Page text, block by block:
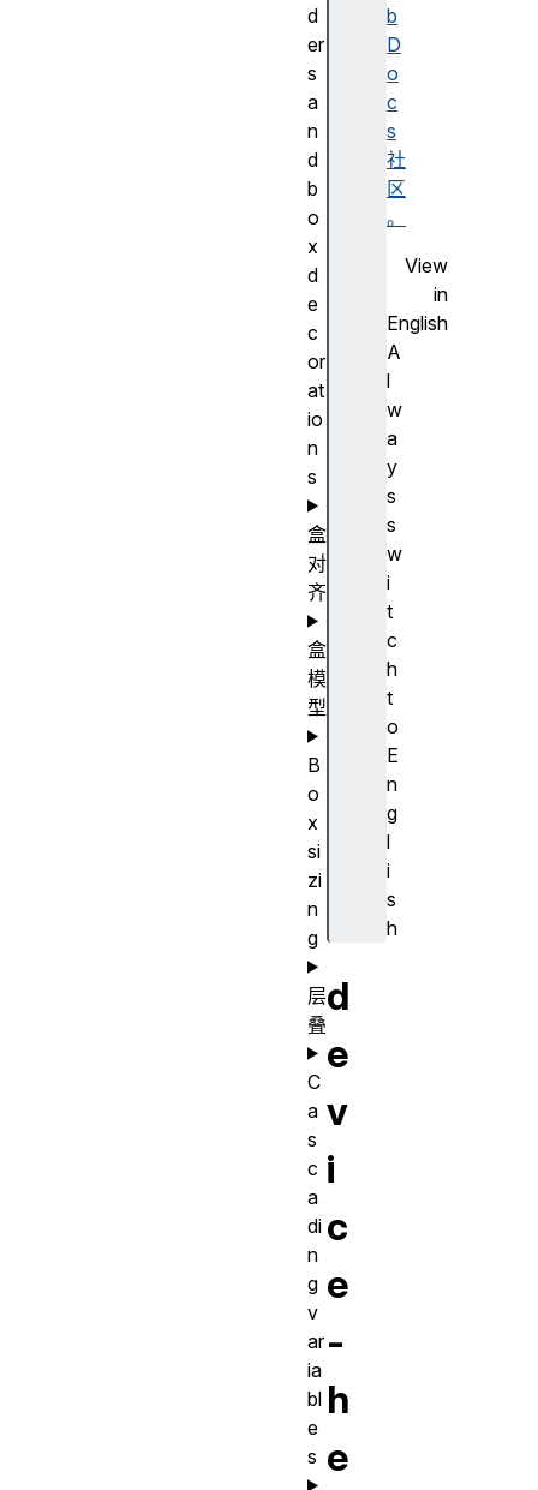
b
D
o
c
s
社
区
。
View
in
English
A
l
w
a
y
s
s
w
i
t
c
h
t
o
E
n
g
l
i
s
h
d
e
v
i
c
e
-
h
e
d
er
s
a
n
d
b
o
x
d
e
c
or
at
io
n
s
盒
对
齐
盒
模
型
B
o
x
si
zi
n
g
层
叠
C
a
s
c
a
di
n
g
v
ar
ia
bl
e
s